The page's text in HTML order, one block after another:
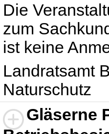
Die
zum
ist keine
Landratsamt
Naturschutz
Gläserne